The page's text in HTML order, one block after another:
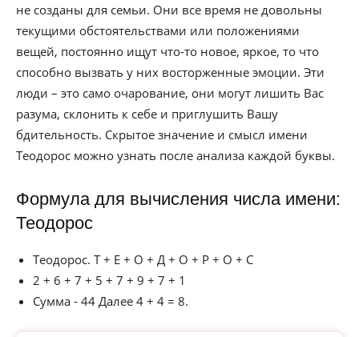
не созданы для семьи. Они все время не довольны
текущими обстоятельствами или положениями
вещей, постоянно ищут что-то новое, яркое, то что
способно вызвать у них восторженные эмоции. Эти
люди – это само очарование, они могут лишить Вас
разума, склонить к себе и приглушить Вашу
бдительность. Скрытое значение и смысл имени
Теодорос можно узнать после анализа каждой буквы.
Формула для вычисления числа имени:
Теодорос
Теодорос. Т + Е + О + Д + О + Р + О + С
2 + 6 + 7 + 5 + 7 + 9 + 7 + 1
Сумма - 44 Далее 4 + 4 = 8.